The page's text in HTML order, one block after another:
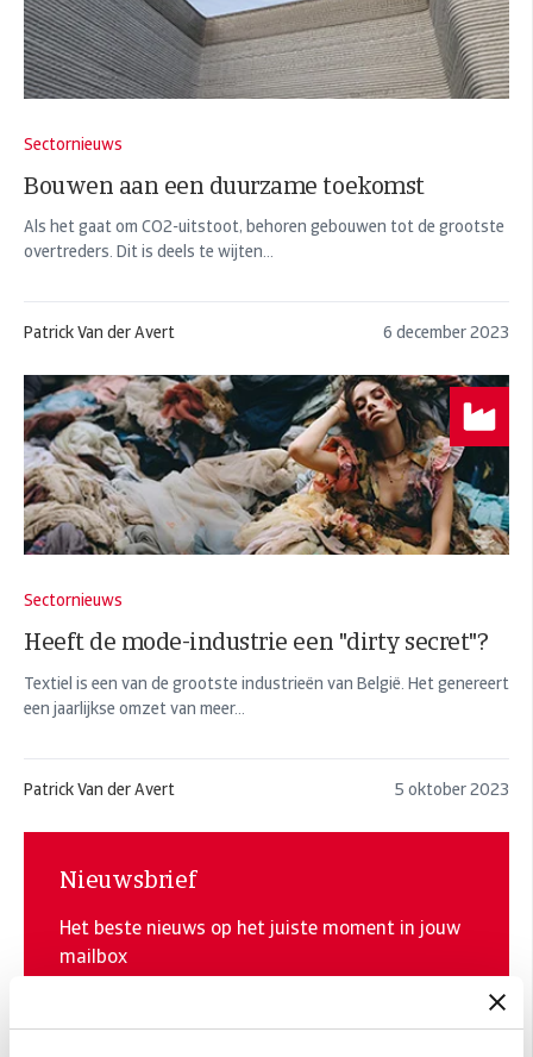
Sectornieuws
Bouwen aan een duurzame toekomst
Als het gaat om CO2-uitstoot, behoren gebouwen tot de grootste
overtreders. Dit is deels te wijten...
Patrick Van der Avert 6 december 2023
Sectornieuws
Heeft de mode-industrie een "dirty secret"?
Textiel is een van de grootste industrieën van België. Het genereert
een jaarlijkse omzet van meer...
Patrick Van der Avert 5 oktober 2023
Nieuwsbrief
Het beste nieuws op het juiste moment in jouw
mailbox